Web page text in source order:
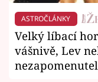
ASTROČLÁNKY
Velký líbací
vášnivě, Lev